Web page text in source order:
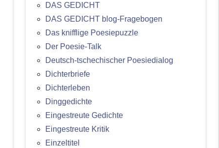
DAS GEDICHT
DAS GEDICHT blog-Fragebogen
Das knifflige Poesiepuzzle
Der Poesie-Talk
Deutsch-tschechischer Poesiedialog
Dichterbriefe
Dichterleben
Dinggedichte
Eingestreute Gedichte
Eingestreute Kritik
Einzeltitel